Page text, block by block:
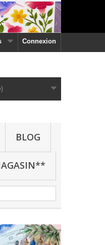
Connexion
BLOG